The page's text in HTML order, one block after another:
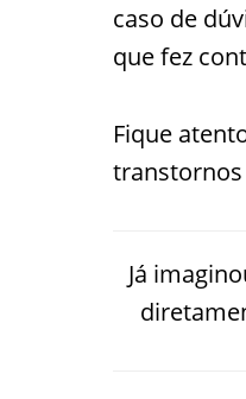
caso de
que fez
Fique
transtornos
Já